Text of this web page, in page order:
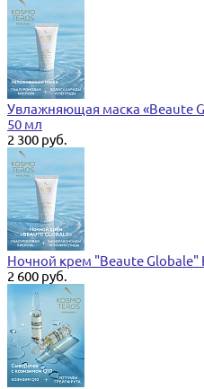
Увлажняющая маска «Beaute
50 мл
2 300 руб.
Ночной крем "Beaute Globale"
2 600 руб.